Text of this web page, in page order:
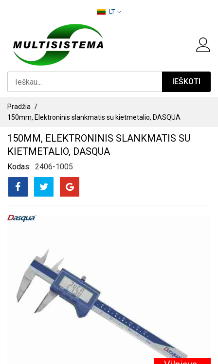
LT
IEŠKOTI
Pradžia
150mm, Elektroninis slankmatis su kietmetalio, DASQUA
150MM, ELEKTRONINIS SLANKMATIS SU
KIETMETALIO, DASQUA
Kodas 2406-1005
PEREITI
GALERIJOS
PABAIGĄ